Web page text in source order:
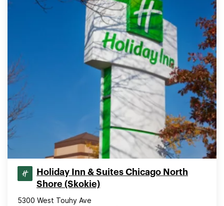
Holiday Inn & Suites Chicago North
Shore (Skokie)
5300 West Touhy Ave